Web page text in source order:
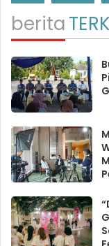
berita